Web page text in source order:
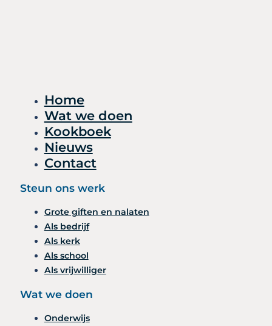
Home
Wat we doen
Kookboek
Nieuws
Contact
Steun ons werk
Grote giften en nalaten
Als bedrijf
Als kerk
Als school
Als vrijwilliger
Wat we doen
Onderwijs